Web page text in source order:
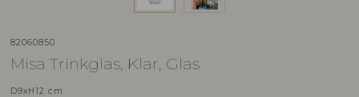
82060850
Misa Trinkglas, Klar, Glas
D9xH12 cm